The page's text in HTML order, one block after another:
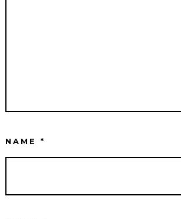
NAME*